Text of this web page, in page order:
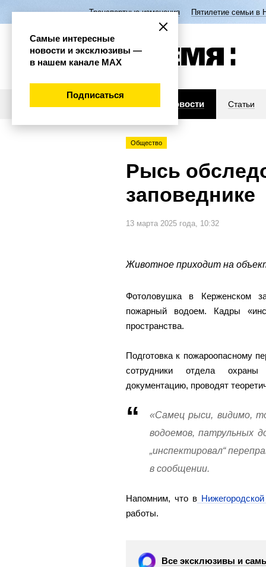
Транспортные изменения Пятилетие семьи в
Новости Статьи
Общество
Рысь
заповеднике
13 марта 2025 года, 10:32
Животное приходит на
Фотоловушка в Керженском
пожарный водоем. Кадры
пространства.
Подготовка к пожароопасному
сотрудники отдела охраны
документацию, проводят
«Самец рыси, видимо,
водоемов, патрульных
„инспектировал“
в сообщении.
Напомним, что в
работы.
Все эксклюзивы и
Самые интересные
новости и эксклюзивы —
в нашем канале МАХ
Подписаться